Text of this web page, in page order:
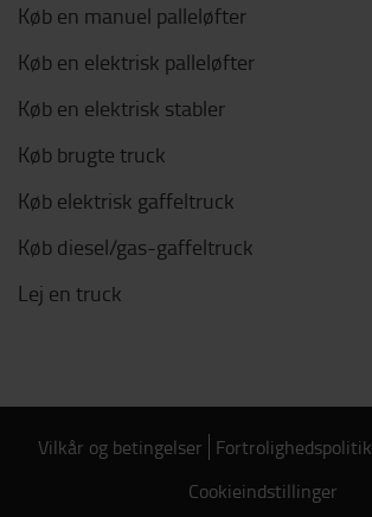
Køb en manuel palleløfter
Køb en elektrisk palleløfter
Køb en elektrisk stabler
Køb brugte truck
Køb elektrisk gaffeltruck
Køb diesel/gas-gaffeltruck
Lej en truck
Vilkår og betingelser Fortrolighedspolitik
Cookieindstillinger